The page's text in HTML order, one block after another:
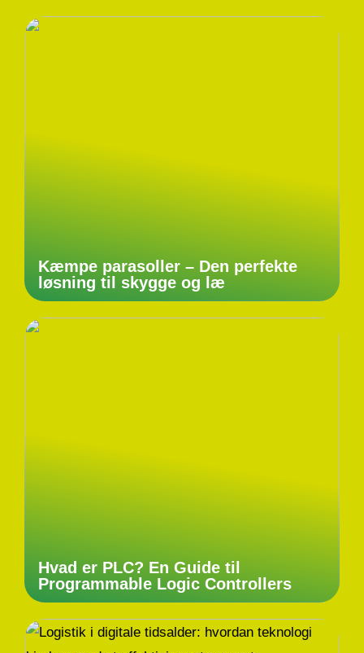
Kæmpe parasoller – Den perfekte
løsning til skygge og læ
Hvad er PLC? En Guide til
Programmable Logic Controllers